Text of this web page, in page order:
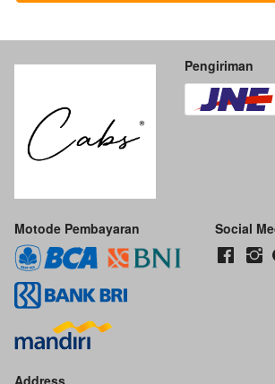
Pengiriman
Motode Pembayaran Social
Address